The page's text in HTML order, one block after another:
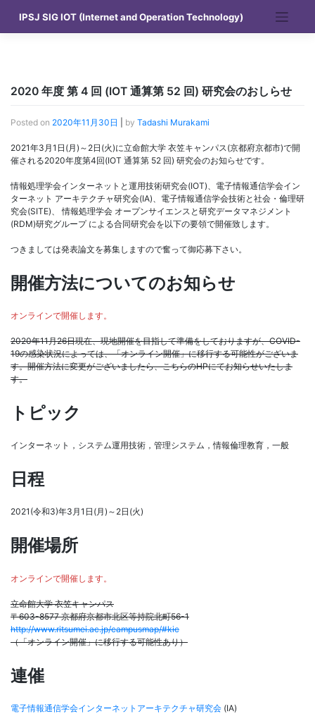
content
IPSJ SIG IOT (Internet and Operation Technology)
2020 年度 第 4 回 (IOT 通算第 52 回) 研究会のおしらせ
Posted on 2020年11月30日 by Tadashi Murakami
2021年3月1日(月)～2日(火)に立命館大学 衣笠キャンパス(京都府京都市)で開
催される2020年度第4回(IOT 通算第 52 回) 研究会のお知らせです。
情報処理学会インターネットと運用技術研究会(IOT)、電子情報通信学会イン
ターネット アーキテクチャ研究会(IA)、電子情報通信学会技術と社会・倫理研
究会(SITE)、 情報処理学会 オープンサイエンスと研究データマネジメント
(RDM)研究グループ による合同研究会を以下の要領で開催致します。
つきましては発表論文を募集しますので奮って御応募下さい。
開催方法についてのお知らせ
オンラインで開催します。
2020年11月26日現在、現地開催を目指して準備をしておりますが、COVID-
19の感染状況によっては、「オンライン開催」に移行する可能性がございま
す。開催方法に変更がございましたら、こちらのHPにてお知らせいたしま
す。
トピック
インターネット，システム運用技術，管理システム，情報倫理教育，一般
日程
2021(令和3)年3月1日(月)～2日(火)
開催場所
オンラインで開催します。
立命館大学 衣笠キャンパス
〒603-8577 京都府京都市北区等持院北町56-1
http://www.ritsumei.ac.jp/campusmap/#kic
（「オンライン開催」に移行する可能性あり）
連催
電子情報通信学会インターネットアーキテクチャ研究会 (IA)